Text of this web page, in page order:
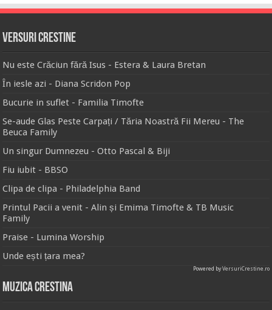
Versuri Crestine
Nu este Crăciun fără Isus - Estera & Laura Bretan
În iesle azi - Diana Scridon Pop
Bucurie in suflet - Familia Timofte
Se-aude Glas Peste Carpați / Tăria Noastră Fii Mereu - The
Beuca Family
Un singur Dumnezeu - Otto Pascal & Biji
Fiu iubit - BBSO
Clipa de clipa - Philadelphia Band
Printul Pacii a venit - Alin și Emima Timofte & TB Music
Family
Praise - Lumina Worship
Unde ești țara mea?
Powered byVersuriCrestine.ro
Muzica Crestina